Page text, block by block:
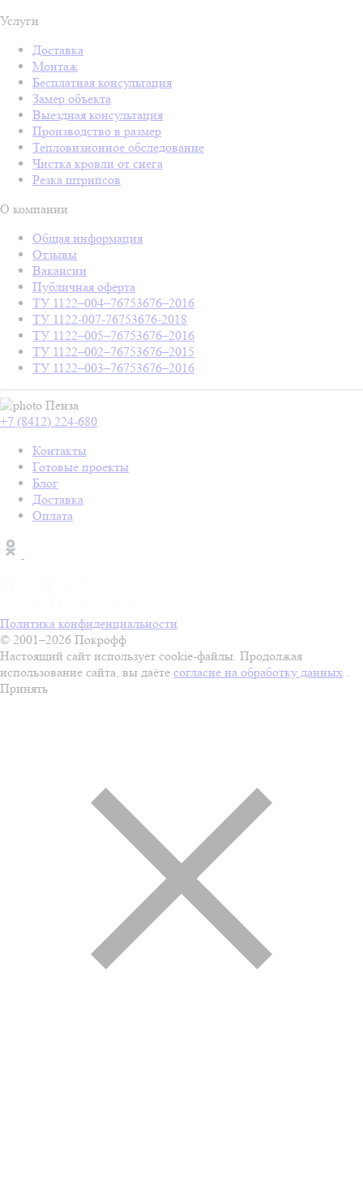
Услуги
Доставка
Монтаж
Бесплатная консультация
Замер объекта
Выездная консультация
Производство в размер
Тепловизионное обследование
Чистка кровли от снега
Резка штрипсов
О компании
Общая информация
Отзывы
Вакансии
Публичная оферта
ТУ 1122–004–76753676–2016
ТУ 1122-007-76753676-2018
ТУ 1122–005–76753676–2016
ТУ 1122–002–76753676–2015
ТУ 1122–003–76753676–2016
Пенза
+7 (8412) 224-680
Контакты
Готовые проекты
Блог
Доставка
Оплата
Политика конфиденциальности
© 2001–2026 Покрофф
Настоящий сайт использует cookie-файлы. Продолжая
использование сайта, вы даёте согласие на обработку данных .
Принять